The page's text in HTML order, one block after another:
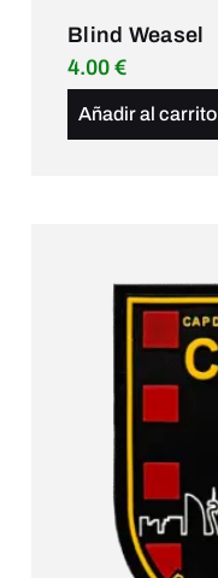
Blind Weasel
4.00 €
Añadir al carrito